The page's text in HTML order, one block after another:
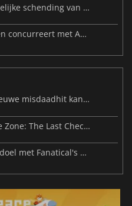
Movie Games onderzoek mogelijke schending van auteursrecht op Schedule I
Schedule 1 verdient veel lof en concurreert met AAA-titels in de verkoop
Waarom Dirty Business de nieuwe misdaadhit kan worden
Een eerste blik op Quarantine Zone: The Last Check en de groeiende buzz
Steun deze maand een goed doel met Fanatical's Movember Charity Bundle